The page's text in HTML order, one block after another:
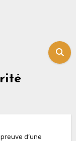
d’une